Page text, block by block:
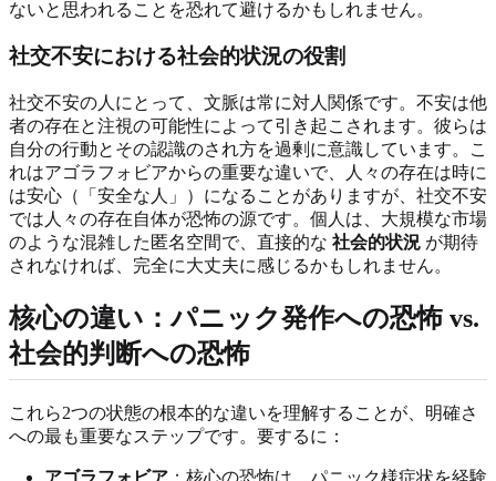
ないと思われることを恐れて避けるかもしれません。
社交不安における社会的状況の役割
社交不安の人にとって、文脈は常に対人関係です。不安は他
者の存在と注視の可能性によって引き起こされます。彼らは
自分の行動とその認識のされ方を過剰に意識しています。こ
れはアゴラフォビアからの重要な違いで、人々の存在は時に
は安心（「安全な人」）になることがありますが、社交不安
では人々の存在自体が恐怖の源です。個人は、大規模な市場
のような混雑した匿名空間で、直接的な 社会的状況 が期待
されなければ、完全に大丈夫に感じるかもしれません。
核心の違い：パニック発作への恐怖 vs.
社会的判断への恐怖
これら2つの状態の根本的な違いを理解することが、明確さ
への最も重要なステップです。要するに：
アゴラフォビア ：核心の恐怖は、パニック様症状を経験